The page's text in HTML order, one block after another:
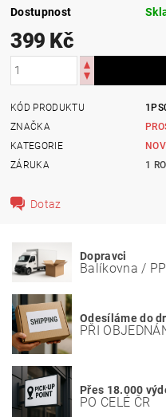
Dostupnost
399 Kč
KÓD PRODUKTU
ZNAČKA
KATEGORIE
ZÁRUKA
1
Dotaz
Dopravci
Balíkovna /
Odesíláme do
PŘI
Přes 18.000
PO CELÉ ČR